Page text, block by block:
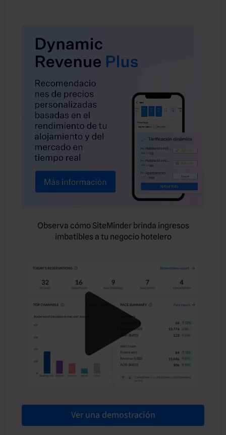
Observa cómo SiteMinder brinda ingresos
imbatibles a tu negocio hotelero
Ver una demostración